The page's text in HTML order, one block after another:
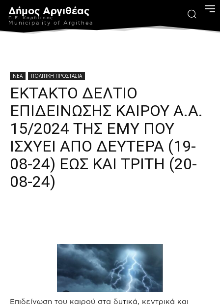
Δήμος Αργιθέας
Π.Ε. Καρδίτσας
Municipality of Argithea
ΝΕΑ ΠΟΛΙΤΙΚΗ ΠΡΟΣΤΑΣΙΑ
ΕΚΤΑΚΤΟ ΔΕΛΤΙΟ
ΕΠΙΔΕΙΝΩΣΗΣ ΚΑΙΡΟΥ Α.Α.
15/2024 ΤΗΣ ΕΜΥ ΠΟΥ
ΙΣΧΥΕΙ ΑΠΟ ΔΕΥΤΕΡΑ (19-
08-24) ΕΩΣ ΚΑΙ ΤΡΙΤΗ (20-
08-24)
Επιδείνωση του καιρού στα δυτικά, κεντρικά και